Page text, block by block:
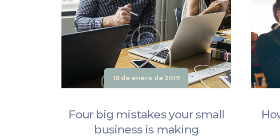
19 de enero de 2019
Four big mistakes your small
business is making